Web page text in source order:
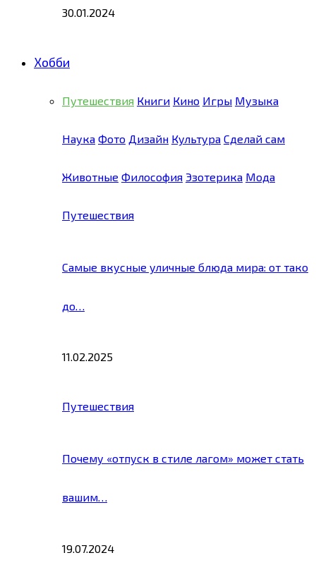
30.01.2024
Хобби
Путешествия Книги Кино Игры Музыка
Наука Фото Дизайн Культура Сделай сам
Животные Философия Эзотерика Мода
Путешествия
Самые вкусные уличные блюда мира: от тако
до…
11.02.2025
Путешествия
Почему «отпуск в стиле лагом» может стать
вашим…
19.07.2024